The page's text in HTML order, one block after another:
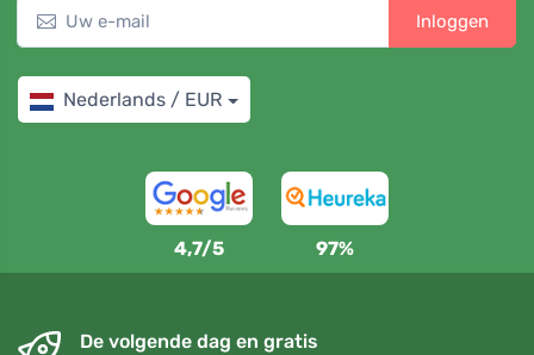
Inloggen
Nederlands / EUR
4,7/5 97%
De volgende dag en gratis